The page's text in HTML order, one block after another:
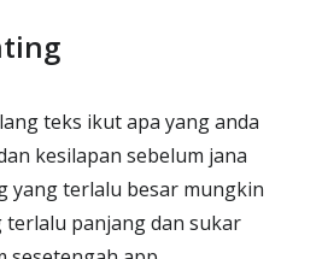
teks ikut apa yang anda
kesilapan sebelum jana
yang terlalu besar mungkin
terlalu panjang dan sukar